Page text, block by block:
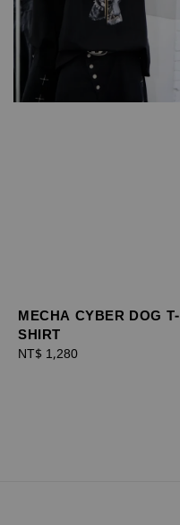
MECHA CYBER DOG T-
SHIRT
Regular
NT$ 1,280